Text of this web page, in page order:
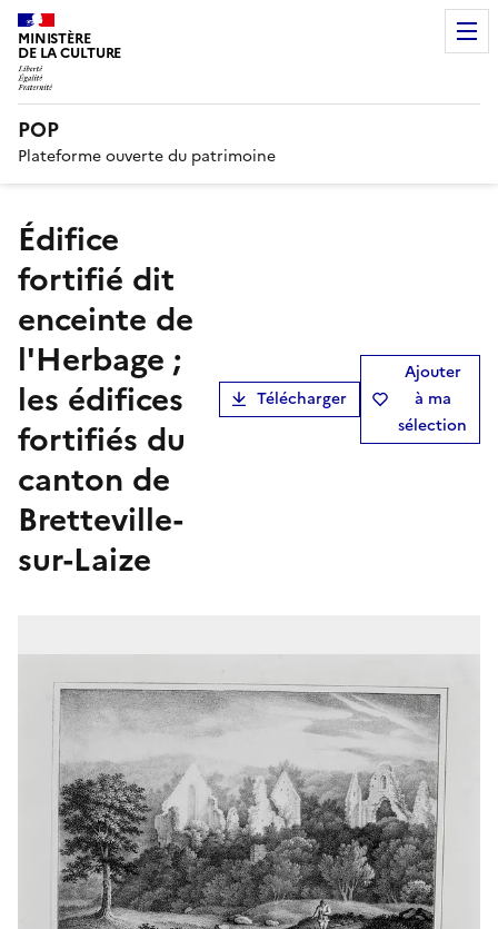
MINISTÈRE
DE LA CULTURE
POP
Plateforme ouverte du patrimoine
édifice
fortifié dit
enceinte de
l'Herbage ;
les édifices
fortifiés du
canton de
Bretteville-
sur-Laize
Télécharger
Ajouter
à ma
sélection